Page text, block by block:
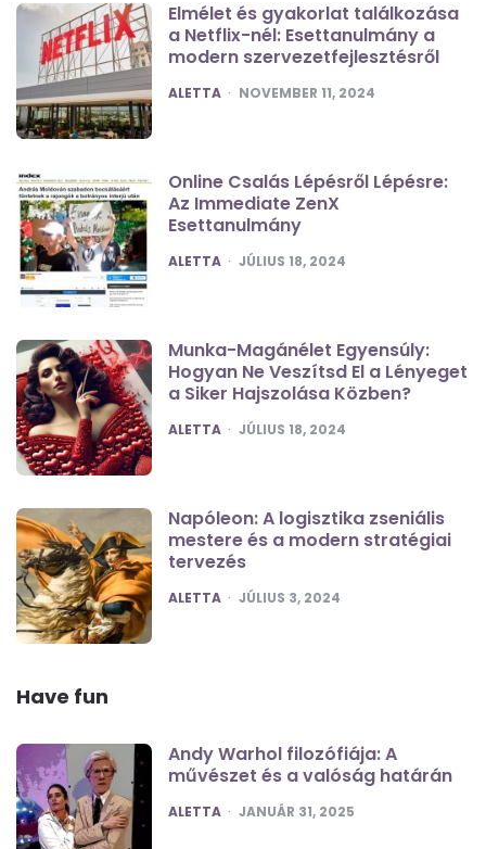
Elmélet és gyakorlat találkozása
a Netflix-nél: Esettanulmány a
modern szervezetfejlesztésről
POSTED
ALETTA NOVEMBER 11, 2024
Online Csalás Lépésről Lépésre:
Az Immediate ZenX
Esettanulmány
POSTED
ALETTA JÚLIUS 18, 2024
Munka-Magánélet Egyensúly:
Hogyan Ne Veszítsd El a Lényeget
a Siker Hajszolása Közben?
POSTED
ALETTA JÚLIUS 18, 2024
Napóleon: A logisztika zseniális
mestere és a modern stratégiai
tervezés
POSTED
ALETTA JÚLIUS 3, 2024
Have fun
Andy Warhol filozófiája: A
művészet és a valóság határán
POSTED
ALETTA JANUÁR 31, 2025